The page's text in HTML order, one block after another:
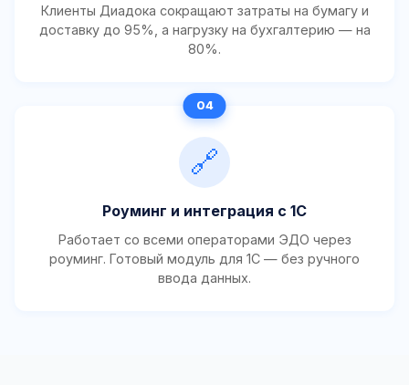
Клиенты Диадока сокращают затраты на бумагу и
доставку до 95%, а нагрузку на бухгалтерию — на
80%.
🔗
Роуминг и интеграция с 1С
Работает со всеми операторами ЭДО через
роуминг. Готовый модуль для 1С — без ручного
ввода данных.